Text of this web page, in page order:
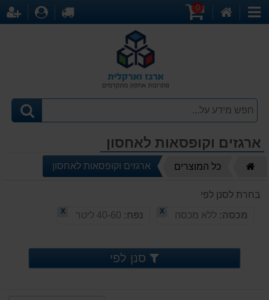
קטגוריות
0
לקופה
ארגזים וקופסאות לאחסון
כל המוצרים ארגזים וקופסאות לאחסון
בחרת לסנן לפי
מכסה: ללא מכסה X נפח: X
סנן לפי